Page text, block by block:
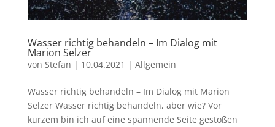
Wasser richtig behandeln – Im Dialog mit
Marion Selzer
von Stefan | 10.04.2021 | Allgemein
Wasser richtig behandeln – Im Dialog mit Marion
Selzer Wasser richtig behandeln, aber wie? Vor
kurzem bin ich auf eine spannende Seite gestoßen